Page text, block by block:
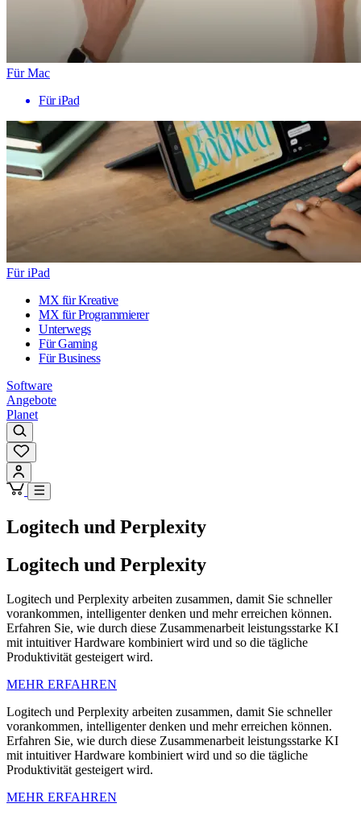
Für Mac
Für iPad
Für iPad
MX für Kreative
MX für Programmierer
Unterwegs
Für Gaming
Für Business
Software
Angebote
Planet
Logitech und Perplexity
Logitech und Perplexity
Logitech und Perplexity arbeiten zusammen, damit Sie schneller
vorankommen, intelligenter denken und mehr erreichen können.
Erfahren Sie, wie durch diese Zusammenarbeit leistungsstarke KI
mit intuitiver Hardware kombiniert wird und so die tägliche
Produktivität gesteigert wird.
MEHR ERFAHREN
Logitech und Perplexity arbeiten zusammen, damit Sie schneller
vorankommen, intelligenter denken und mehr erreichen können.
Erfahren Sie, wie durch diese Zusammenarbeit leistungsstarke KI
mit intuitiver Hardware kombiniert wird und so die tägliche
Produktivität gesteigert wird.
MEHR ERFAHREN